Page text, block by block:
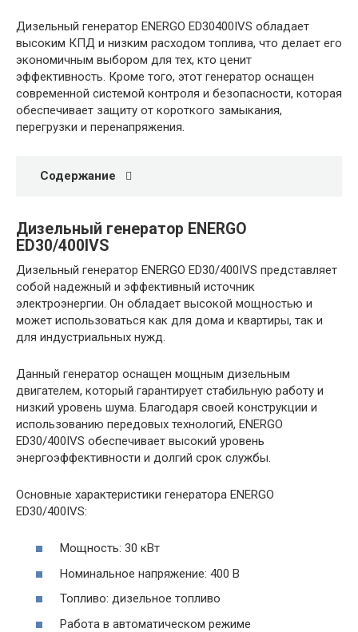
Дизельный генератор ENERGO ED30400IVS обладает
высоким КПД и низким расходом топлива, что делает его
экономичным выбором для тех, кто ценит
эффективность. Кроме того, этот генератор оснащен
современной системой контроля и безопасности, которая
обеспечивает защиту от короткого замыкания,
перегрузки и перенапряжения.
Содержание
Дизельный генератор ENERGO
ED30/400IVS
Дизельный генератор ENERGO ED30/400IVS представляет
собой надежный и эффективный источник
электроэнергии. Он обладает высокой мощностью и
может использоваться как для дома и квартиры, так и
для индустриальных нужд.
Данный генератор оснащен мощным дизельным
двигателем, который гарантирует стабильную работу и
низкий уровень шума. Благодаря своей конструкции и
использованию передовых технологий, ENERGO
ED30/400IVS обеспечивает высокий уровень
энергоэффективности и долгий срок службы.
Основные характеристики генератора ENERGO
ED30/400IVS:
Мощность: 30 кВт
Номинальное напряжение: 400 В
Топливо: дизельное топливо
Работа в автоматическом режиме